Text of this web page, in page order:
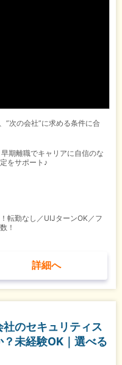
”次の会社”に求める条件に合
期離職でキャリアに自信のな
をサポート♪
転勤なし／UIJターンOK／フ
！
詳細へ
社のセキュリティス
未経験OK｜選べる